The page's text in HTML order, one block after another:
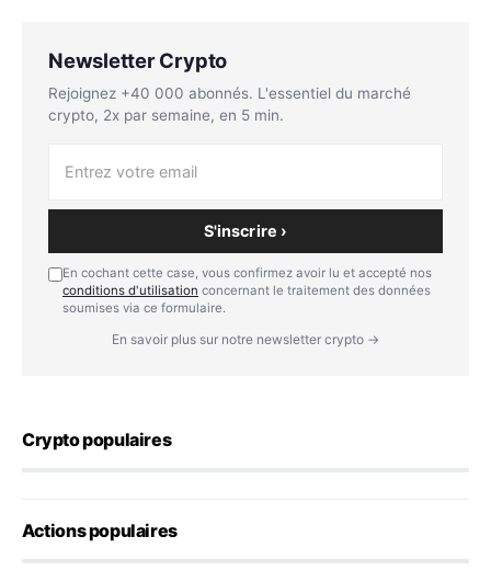
Newsletter Crypto
Rejoignez +40 000 abonnés. L'essentiel du marché
crypto, 2x par semaine, en 5 min.
S'inscrire ›
En cochant cette case, vous confirmez avoir lu et accepté nos
conditions d'utilisation concernant le traitement des données
soumises via ce formulaire.
En savoir plus sur notre newsletter crypto →
Crypto populaires
Actions populaires